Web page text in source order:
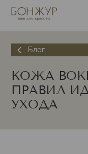
Блог
КОЖА
ПРАВИЛ
УХОДА